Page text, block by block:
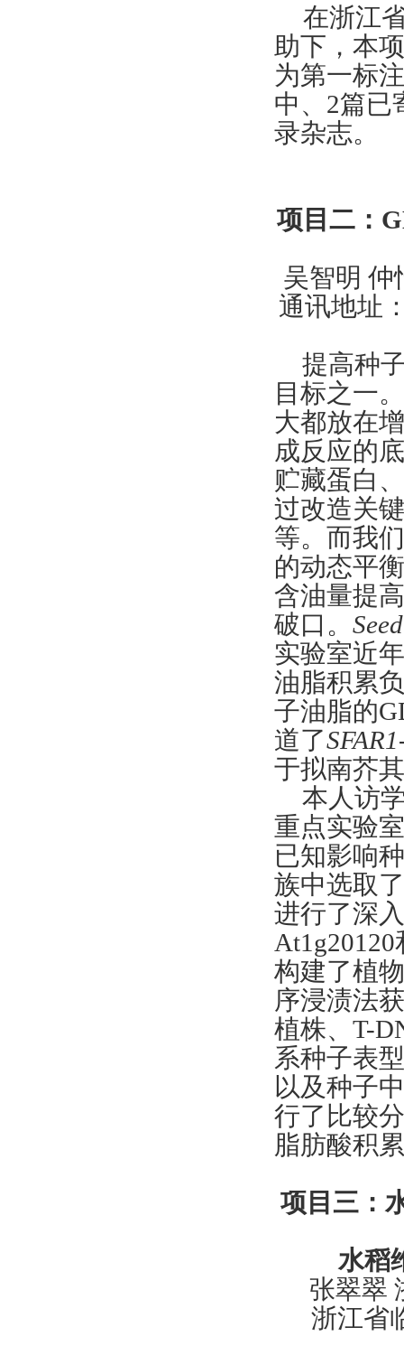
在浙江
助下，本
为第一标
中、2篇已
录杂志。
项目二：
吴智明 仲
通讯地址
提高种
目标之一
大都放在
成反应的
贮藏蛋白
过改造关
等。而我
的动态平
含油量提
破口。
实验室近
油脂积累
子油脂的
道了SFAR1
于拟南芥
本人访
重点实验
已知影响
族中选取
进行了深
构建了植
序浸渍法
植株、 T-
系种子表
以及种子
行了比较
脂肪酸积
项目三：
水稻
张翠翠
浙江省